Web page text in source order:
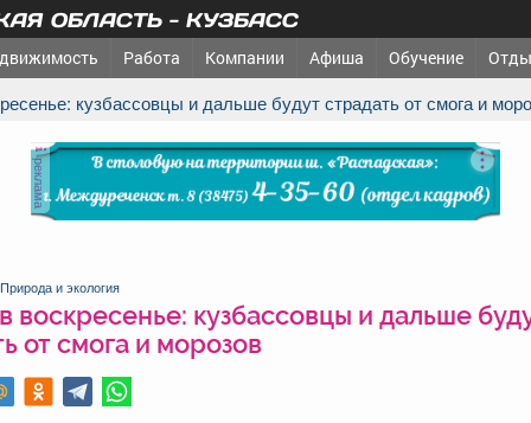
ОБЛАСТЬ - КУЗБАСС
Работа Компании Афиша Обучение
кузбассовцы и дальше будут страдать от смога и
реклама
Природа и экология
воскресенье: кузбассовцы и дальше
от смога и морозов